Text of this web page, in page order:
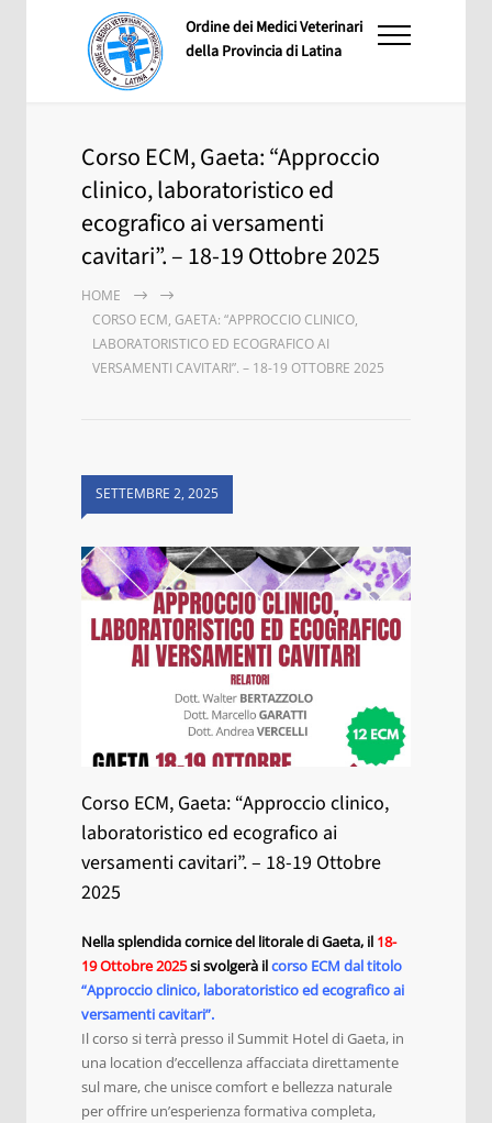
Ordine dei Medici Veterinari
della Provincia di Latina
Corso ECM, Gaeta: “Approccio
clinico, laboratoristico ed
ecografico ai versamenti
cavitari”. – 18-19 Ottobre 2025
HOME
CORSO ECM, GAETA: “APPROCCIO CLINICO,
LABORATORISTICO ED ECOGRAFICO AI
VERSAMENTI CAVITARI”. – 18-19 OTTOBRE 2025
SETTEMBRE 2, 2025
Corso ECM, Gaeta: “Approccio clinico,
laboratoristico ed ecografico ai
versamenti cavitari”. – 18-19 Ottobre
2025
Nella splendida cornice del litorale di Gaeta, il 18-
19 Ottobre 2025si svolgerà ilcorso ECM dal titolo
“Approccio clinico, laboratoristico ed ecografico ai
versamenti cavitari”.
Il corso si terrà presso il Summit Hotel di Gaeta, in
una location d’eccellenza affacciata direttamente
sul mare, che unisce comfort e bellezza naturale
per offrire un’esperienza formativa completa,